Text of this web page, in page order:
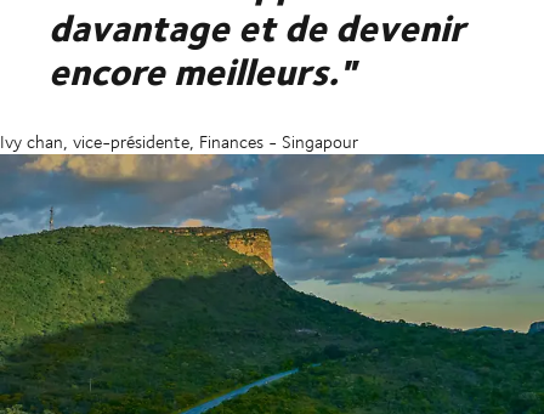
davantage et de devenir
encore meilleurs."
Ivy chan, vice-présidente, Finances - Singapour